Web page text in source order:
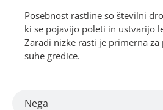
Nega
Posebnost rastline so številni
ki se pojavijo poleti in ustvarijo
Zaradi nizke rasti je primerna za
suhe gredice.